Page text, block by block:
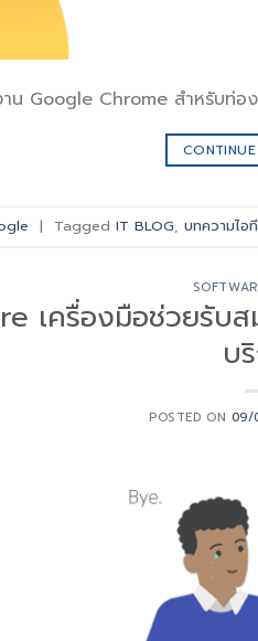
น Google Chrome สำหรับท่อ
| Tagged IT BLOG, บทความไอที
เครื่องมือช่วยรับ
บ
POSTED ON 09/